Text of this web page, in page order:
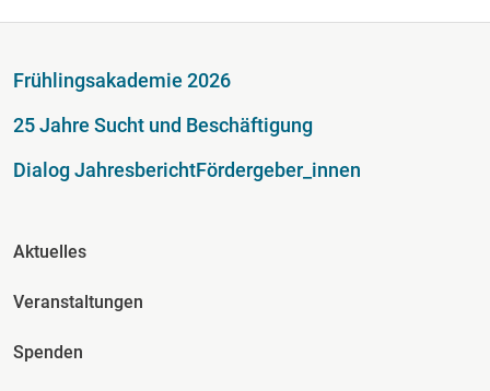
Fußzeile
Frühlingsakademie 2026
25 Jahre Sucht und Beschäftigung
Dialog JahresberichtFördergeber_innen
Fusszeile Spalte 2
Aktuelles
Veranstaltungen
Spenden